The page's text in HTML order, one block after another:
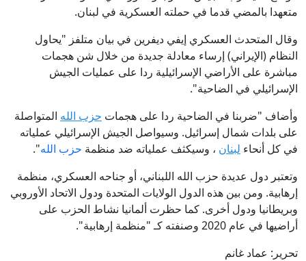
متعهدا بالمضي قدما في حملته العسكرية في لبنان.
وقال المتحدث العسكري إيفي ديفرين في بيان متلفز "يحاول
النظام (الإيراني) إرساء معادلة جديدة من خلال شن هجمات
مباشرة على الأراضي الإسرائيلية ردا على عمليات الجيش
الإسرائيلي في الضاحية".
وأضاف "ضربنا في الضاحية ردا على هجمات حزب الله المتواصلة
على بلدات شمال إسرائيل. وسيواصل الجيش الإسرائيلي عملياته
في كل أنحاء لبنان ، وسيكثف عملياته ضد منظمة حزب الله".
وتعتبر دول عديدة حزب الله اللبناني، أو جناحه العسكري، منظمة
إرهابية. ومن بين هذه الدول الولايات المتحدة ودول الاتحاد الأوروبي
وبريطانيا ودول أخرى. كما حظرت ألمانيا نشاط الحزب على
أراضيها في عام 2020 وصنفته كـ "منظمة إرهابية".
تحرير: عماد غانم